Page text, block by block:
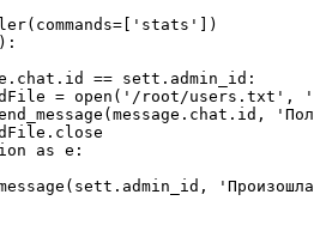
== sett.admin_id:
= open('/root/users.txt',
as e: